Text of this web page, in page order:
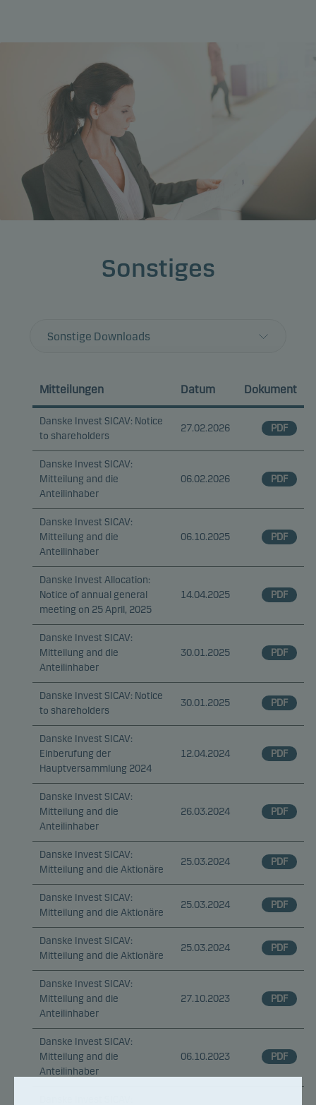
Sonstiges
Sonstige Downloads
Mitteilungen Datum Dokument
Danske Invest SICAV: Notice
to shareholders
27.02.2026 PDF
Danske Invest SICAV:
Mitteilung and die
Anteilinhaber
06.02.2026 PDF
Danske Invest SICAV:
Mitteilung and die
Anteilinhaber
06.10.2025 PDF
Danske Invest Allocation:
Notice of annual general
meeting on 25 April, 2025
14.04.2025 PDF
Danske Invest SICAV:
Mitteilung and die
Anteilinhaber
30.01.2025 PDF
Danske Invest SICAV: Notice
to shareholders
30.01.2025 PDF
Danske Invest SICAV:
Einberufung der
Hauptversammlung 2024
12.04.2024 PDF
Danske Invest SICAV:
Mitteilung and die
Anteilinhaber
26.03.2024 PDF
Danske Invest SICAV:
Mitteilung and die Aktionäre
25.03.2024 PDF
Danske Invest SICAV:
Mitteilung and die Aktionäre
25.03.2024 PDF
Danske Invest SICAV:
Mitteilung and die Aktionäre
25.03.2024 PDF
Danske Invest SICAV:
Mitteilung and die
Anteilinhaber
27.10.2023 PDF
Danske Invest SICAV:
Mitteilung and die
Anteilinhaber
06.10.2023 PDF